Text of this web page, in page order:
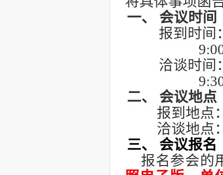
一、 会议时间
报到时间
洽谈时间
二、 会议地点
报到地点
洽谈地点
三、 会议报名
报名参会的